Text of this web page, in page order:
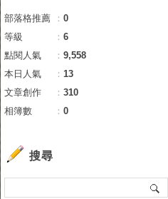
部落格推薦 ： 0
等級
： 6
點閱人氣
： 9,558
本日人氣
： 13
文章創作
： 310
相簿數
： 0
搜尋